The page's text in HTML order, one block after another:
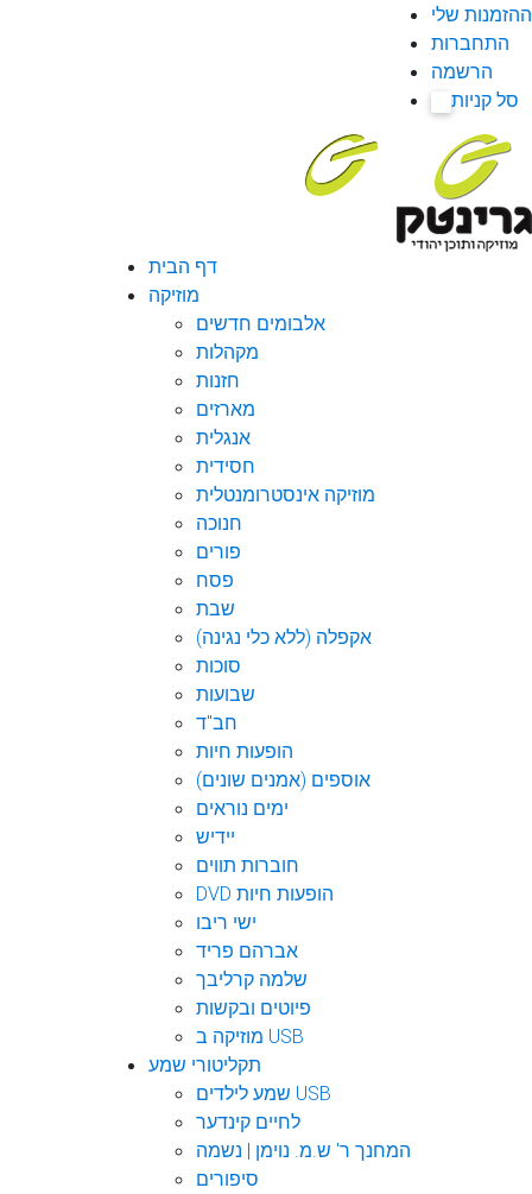
ההזמנות שלי
התחברות
הרשמה
סל קניות
דף הבית
מוזיקה
אלבומים חדשים
מקהלות
חזנות
מארזים
אנגלית
חסידית
מוזיקה אינסטרומנטלית
חנוכה
פורים
פסח
שבת
אקפלה (ללא כלי נגינה)
סוכות
שבועות
חב"ד
הופעות חיות
אוספים (אמנים שונים)
ימים נוראים
יידיש
חוברות תווים
DVD הופעות חיות
ישי ריבו
אברהם פריד
שלמה קרליבך
פיוטים ובקשות
מוזיקה ב USB
תקליטורי שמע
שמע לילדים USB
לחיים קינדער
המחנך ר' ש.מ. נוימן | נשמה
סיפורים